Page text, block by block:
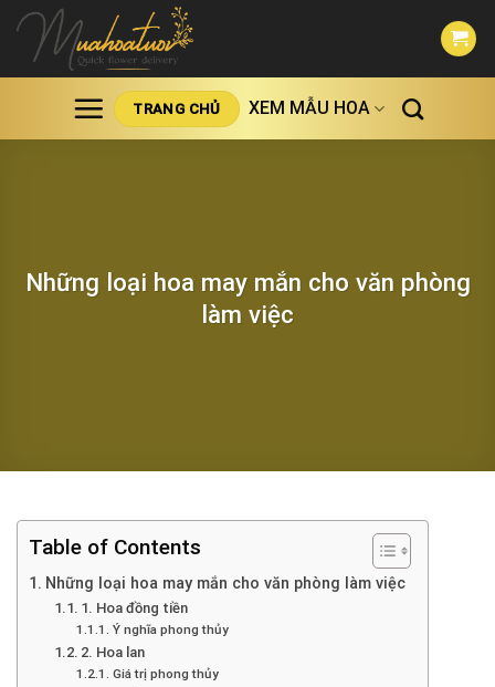
Skip
content
TRANG CHỦ XEM MẪU HOA
Những loại hoa may mắn cho văn phòng
làm việc
Table of Contents
Những loại hoa may mắn cho văn phòng làm việc
1. Hoa đồng tiền
Ý nghĩa phong thủy
2. Hoa lan
Giá trị phong thủy